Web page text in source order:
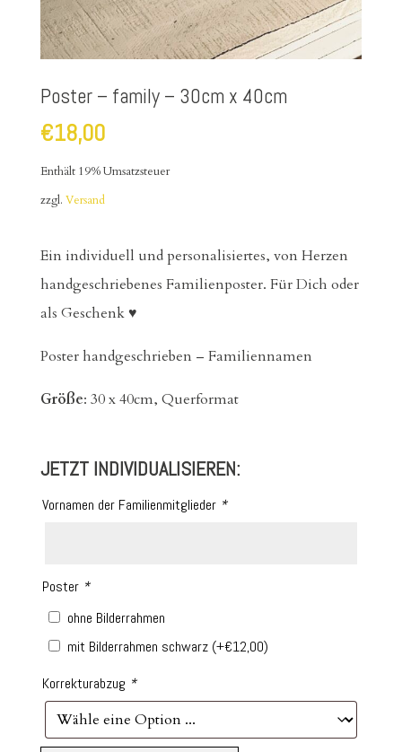
Poster – family – 30cm x 40cm
€18,00
Enthält 19% Umsatzsteuer
zzgl. Versand
Ein individuell und personalisiertes, von Herzen
handgeschriebenes Familienposter. Für Dich oder
als Geschenk ♥
Poster handgeschrieben – Familiennamen
Größe: 30 x 40cm, Querformat
JETZT INDIVIDUALISIEREN:
Vornamen der Familienmitglieder *
Poster *
ohne Bilderrahmen
mit Bilderrahmen schwarz (+€12,00)
Korrekturabzug *